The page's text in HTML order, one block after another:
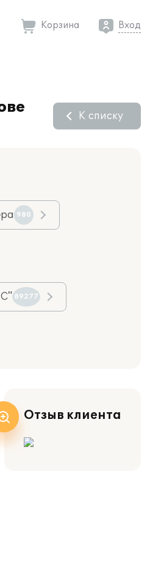
Корзина Вход
К списку
980
89277
Отзыв клиента